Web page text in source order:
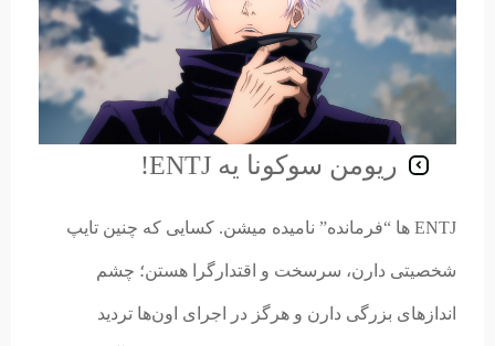
ریومن سوکونا یه ENTJ!
ENTJ ها “فرمانده” نامیده میشن. کسایی که چنین تایپ
شخصیتی دارن، سرسخت و اقتدارگرا هستن؛ چشم
اندازهای بزرگی دارن و هرگز در اجرای اون‌ها تردید